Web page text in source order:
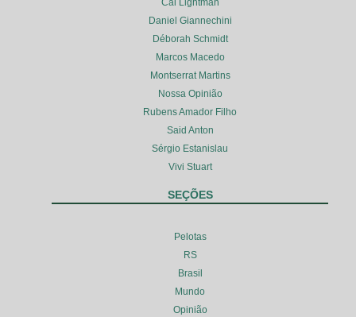
Cal Lightman
Daniel Giannechini
Déborah Schmidt
Marcos Macedo
Montserrat Martins
Nossa Opinião
Rubens Amador Filho
Said Anton
Sérgio Estanislau
Vivi Stuart
SEÇÕES
Pelotas
RS
Brasil
Mundo
Opinião